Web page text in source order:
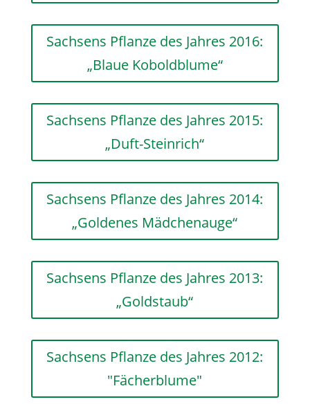
Sachsens Pflanze des Jahres 2016:
„Blaue Koboldblume“
Sachsens Pflanze des Jahres 2015:
„Duft-Steinrich“
Sachsens Pflanze des Jahres 2014:
„Goldenes Mädchenauge“
Sachsens Pflanze des Jahres 2013:
„Goldstaub“
Sachsens Pflanze des Jahres 2012:
"Fächerblume"